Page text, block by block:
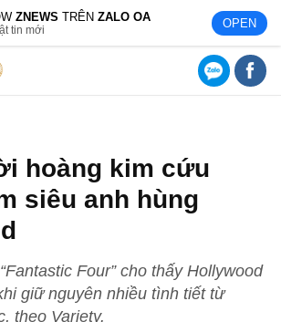
ZNEWS TRÊNZALO OA
tin mới OPEN
hoàng kim cứu
siêu anh hùng
Four” cho thấy Hollywood
giữ nguyên nhiều tình tiết từ
theo Variety.